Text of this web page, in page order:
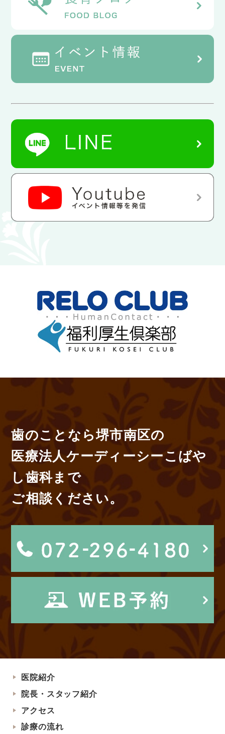
歯のことなら堺市南区の
医療法人ケーディーシーこばや
し歯科まで
ご相談ください。
医院紹介
院長・スタッフ紹介
アクセス
診療の流れ